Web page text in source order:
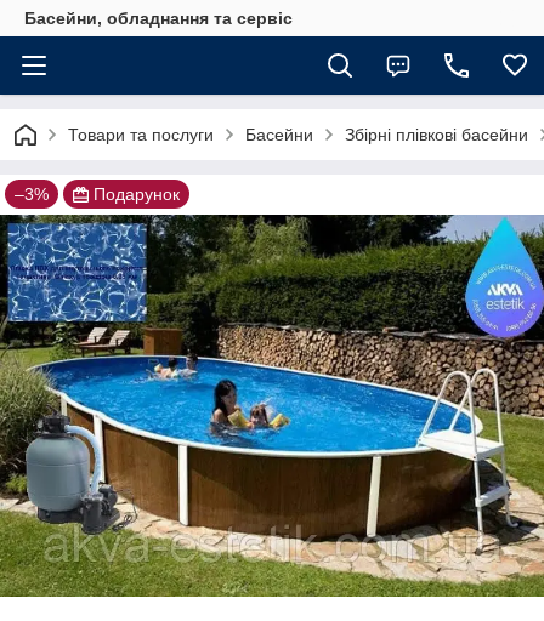
Басейни, обладнання та сервіс
Товари та послуги Басейни Збірні плівкові басейни
–3% Подарунок